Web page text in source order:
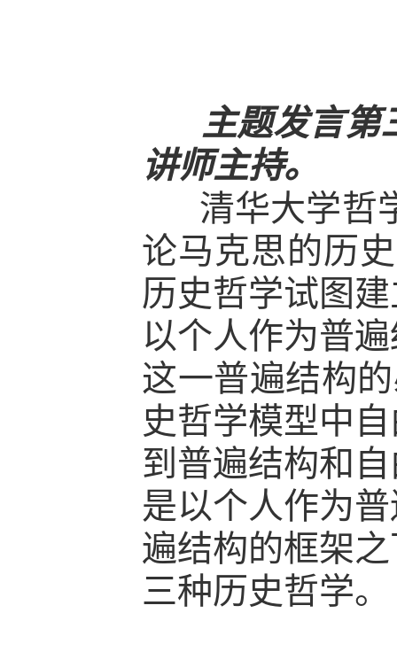
主题发言第
讲师主持。
清华大学哲
论马克思的历
历史哲学试图
以个人作为普
这一普遍结构
史哲学模型中
到普遍结构和
是以个人作为
遍结构的框架
三种历史哲学。